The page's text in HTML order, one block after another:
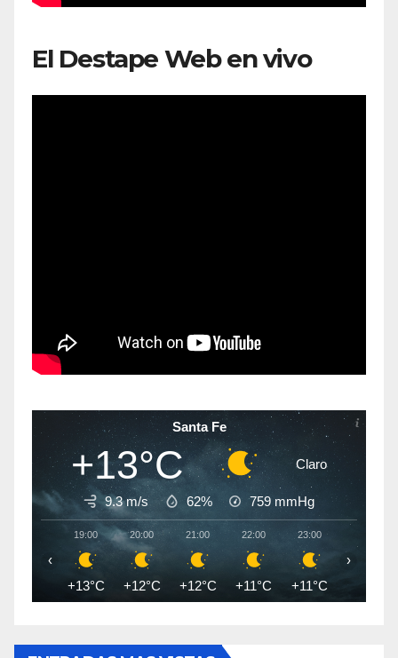
El Destape Web en vivo
Santa Fe
+13°C Claro
9.3 m/s 62% 759 mmHg
19:00
+13°C
20:00
+12°C
21:00
+12°C
22:00
+11°C
23:00
+11°C +10°C
‹ ›